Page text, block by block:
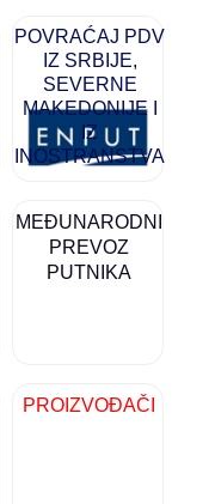
POVRAĆAJ PDV
IZ SRBIJE,
SEVERNE
MAKEDONIJE I
IZ
INOSTRANSTVA
MEĐUNARODNI
PREVOZ
PUTNIKA
PROIZVOĐAČI